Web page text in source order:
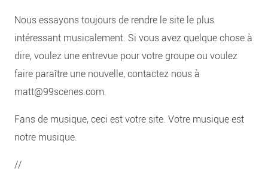
Nous essayons toujours de rendre le site le plus
intéressant musicalement. Si vous avez quelque chose à
dire, voulez une entrevue pour votre groupe ou voulez
faire paraître une nouvelle, contactez nous à
matt@99scenes.com.
Fans de musique, ceci est votre site. Votre musique est
notre musique.
//